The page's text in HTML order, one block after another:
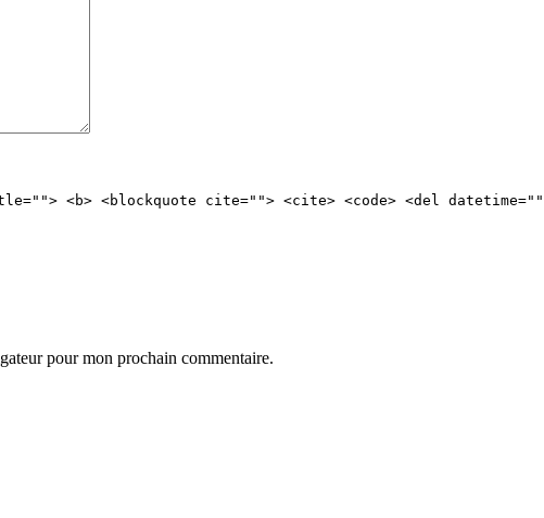
<b> <blockquote cite=""> <cite> <code> <del
pour mon prochain commentaire.